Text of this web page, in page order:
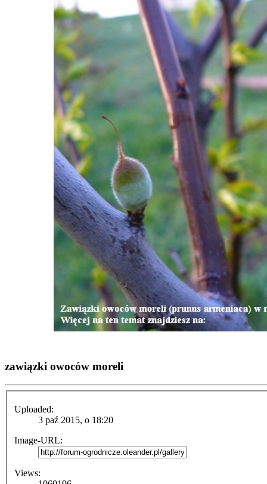
zawiązki owoców moreli
Uploaded:
3 paź 2015, o 18:20
Image-URL:
Views: